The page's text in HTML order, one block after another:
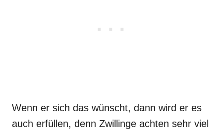
Wenn er sich das wünscht, dann wird er es
auch erfüllen, denn Zwillinge achten sehr viel